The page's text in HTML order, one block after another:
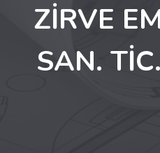
ZİRVE
SAN.